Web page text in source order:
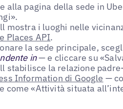
alla pagina della sede in
mostra i luoghi nelle
Places API.
la sede principale,
in— e cliccare su
stabilisce la relazione
Information di Google —
come «Attività situata